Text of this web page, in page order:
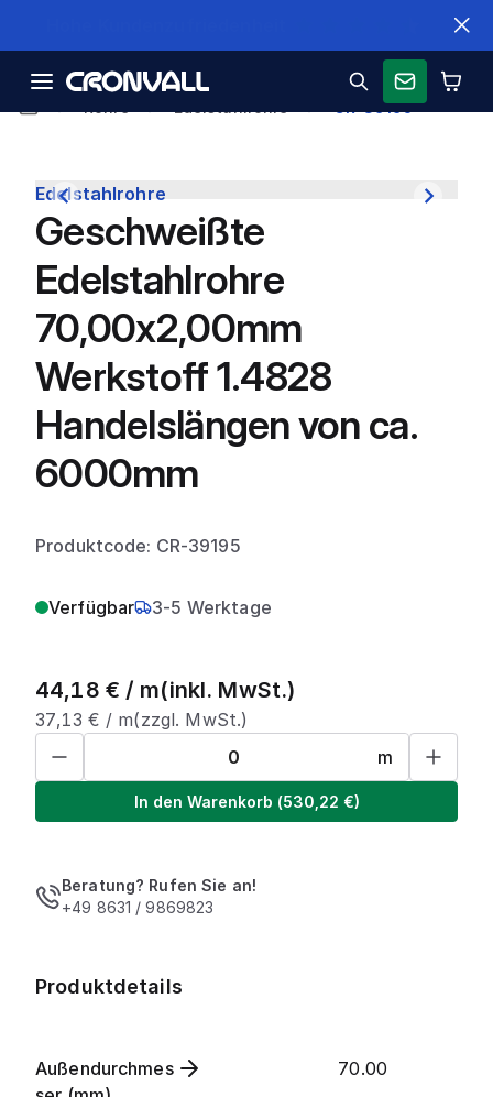
CR-39195
Edelstahlrohre
Geschweißte
Edelstahlrohre
70,00x2,00mm
Werkstoff 1.4828
Handelslängen von ca.
6000mm
Produktcode: CR-39195
Verfügbar 3-5 Werktage
44,18 € / m(inkl. MwSt.)
37,13 € / m(zzgl. MwSt.)
m
In den Warenkorb (530,22 €)
Beratung? Rufen Sie an!
+49 8631 / 9869823
Produktdetails
Außendurchmes
70.00